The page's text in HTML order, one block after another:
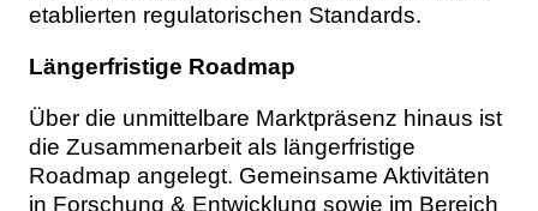
etablierten regulatorischen Standards.
Längerfristige Roadmap
Über die unmittelbare Marktpräsenz hinaus ist
die Zusammenarbeit als längerfristige
Roadmap angelegt. Gemeinsame Aktivitäten
in Forschung & Entwicklung sowie im Bereich